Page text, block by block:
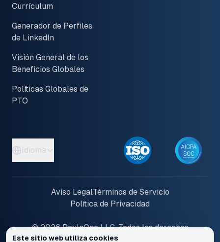
Este sitio web utiliza cookies
Currículum
Generador de Perfiles
de LinkedIn
Visión General de los
Beneficios Globales
Políticas Globales de
PTO
Idioma
Aviso LegalTérminos de Servicio
Política de Privacidad
© 2026 PayInOne LLC. Todos los derechos
reservados